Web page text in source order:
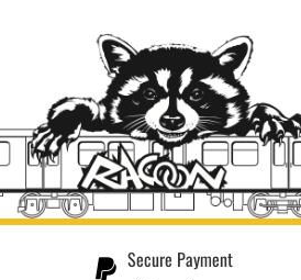
Secure Payment